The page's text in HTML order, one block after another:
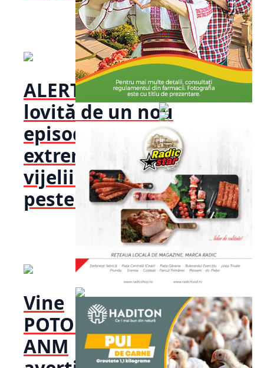
ALERTĂ! România,
lovită de un nou
episod meteo
extrem. Caniculă,
vijelii și rafale de
peste 80 km/h,...
Vine
POTOPUL!
ANM